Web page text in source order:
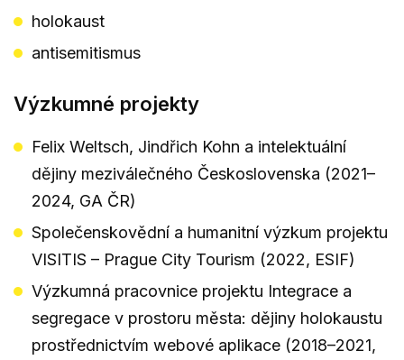
holokaust
antisemitismus
Výzkumné projekty
Felix Weltsch, Jindřich Kohn a intelektuální
dějiny meziválečného Československa (2021–
2024, GA ČR)
Společenskovědní a humanitní výzkum projektu
VISITIS – Prague City Tourism (2022, ESIF)
Výzkumná pracovnice projektu Integrace a
segregace v prostoru města: dějiny holokaustu
prostřednictvím webové aplikace (2018–2021,